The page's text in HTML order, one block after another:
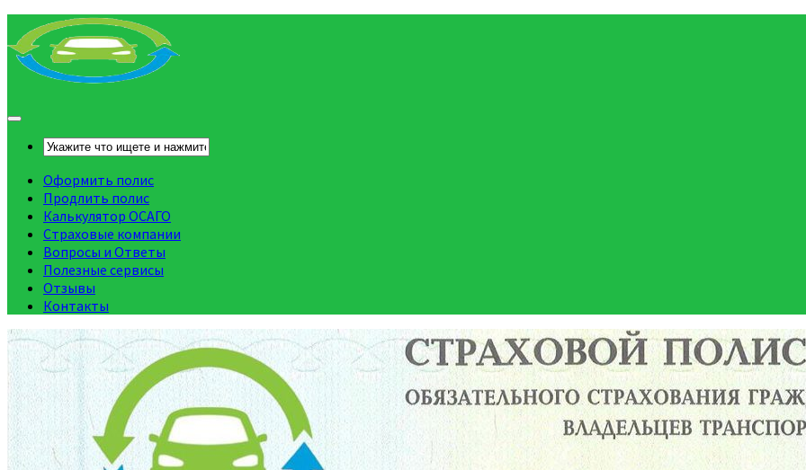
Оформить полис
Продлить полис
Калькулятор ОСАГО
Страховые компании
Вопросы и Ответы
Полезные сервисы
Отзывы
Контакты